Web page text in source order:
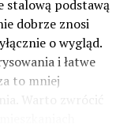
stalową podstawą
dobrze znosi
o wygląd.
i łatwe
to mniej